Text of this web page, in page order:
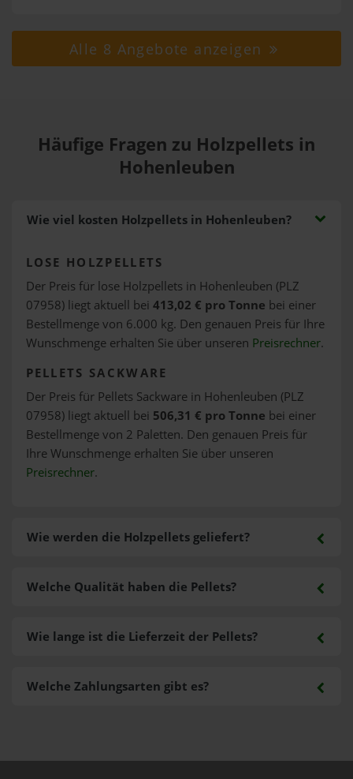
Alle 8 Angebote anzeigen
Häufige Fragen zu Holzpellets in
Hohenleuben
Wie viel kosten Holzpellets in Hohenleuben?
LOSE HOLZPELLETS
Der Preis für lose Holzpellets in Hohenleuben (PLZ
07958) liegt aktuell bei 413,02 € pro Tonne bei einer
Bestellmenge von 6.000 kg. Den genauen Preis für Ihre
Wunschmenge erhalten Sie über unseren Preisrechner.
PELLETS SACKWARE
Der Preis für Pellets Sackware in Hohenleuben (PLZ
07958) liegt aktuell bei 506,31 € pro Tonne bei einer
Bestellmenge von 2 Paletten. Den genauen Preis für
Ihre Wunschmenge erhalten Sie über unseren
Preisrechner.
Wie werden die Holzpellets geliefert?
Welche Zahlungsarten gibt es?
Welche Qualität haben die Pellets?
Wie lange ist die Lieferzeit der Pellets?